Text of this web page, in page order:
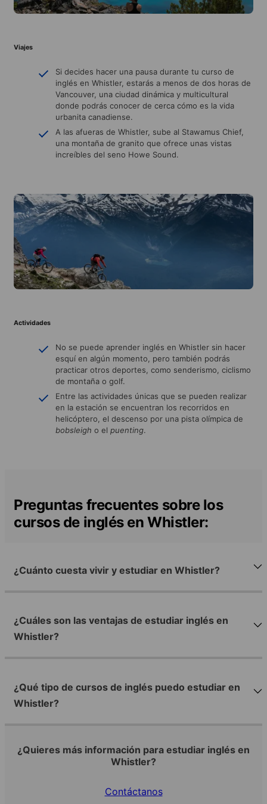
Viajes
Si decides hacer una pausa durante tu curso de
inglés en Whistler, estarás a menos de dos horas de
Vancouver, una ciudad dinámica y multicultural
donde podrás conocer de cerca cómo es la vida
urbanita canadiense.
A las afueras de Whistler, sube al Stawamus Chief,
una montaña de granito que ofrece unas vistas
increíbles del seno Howe Sound.
Actividades
No se puede aprender inglés en Whistler sin hacer
esquí en algún momento, pero también podrás
practicar otros deportes, como senderismo, ciclismo
de montaña o golf.
Entre las actividades únicas que se pueden realizar
en la estación se encuentran los recorridos en
helicóptero, el descenso por una pista olímpica de
bobsleigh o el puenting.
Preguntas frecuentes sobre los
cursos de inglés en Whistler:
¿Cuánto cuesta vivir y estudiar en Whistler?
¿Cuáles son las ventajas de estudiar inglés en
Whistler?
¿Qué tipo de cursos de inglés puedo estudiar en
Whistler?
¿Quieres más información para estudiar inglés en
Whistler?
Contáctanos